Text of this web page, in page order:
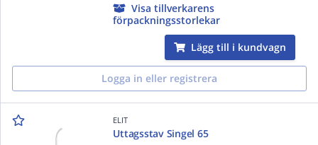
Visa tillverkarens
förpackningsstorlekar
Lägg till i kundvagn
Logga in eller registrera
ELIT
Uttagsstav Singel 65